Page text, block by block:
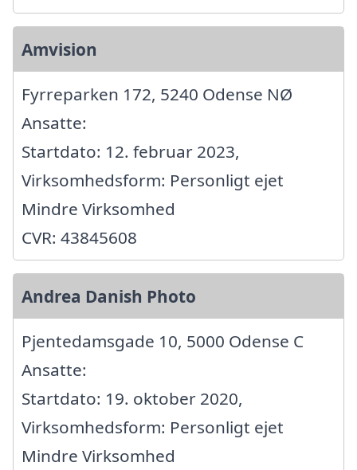
Amvision
Fyrreparken 172, 5240 Odense NØ
Ansatte:
Startdato: 12. februar 2023,
Virksomhedsform: Personligt ejet
Mindre Virksomhed
CVR: 43845608
Andrea Danish Photo
Pjentedamsgade 10, 5000 Odense C
Ansatte:
Startdato: 19. oktober 2020,
Virksomhedsform: Personligt ejet
Mindre Virksomhed